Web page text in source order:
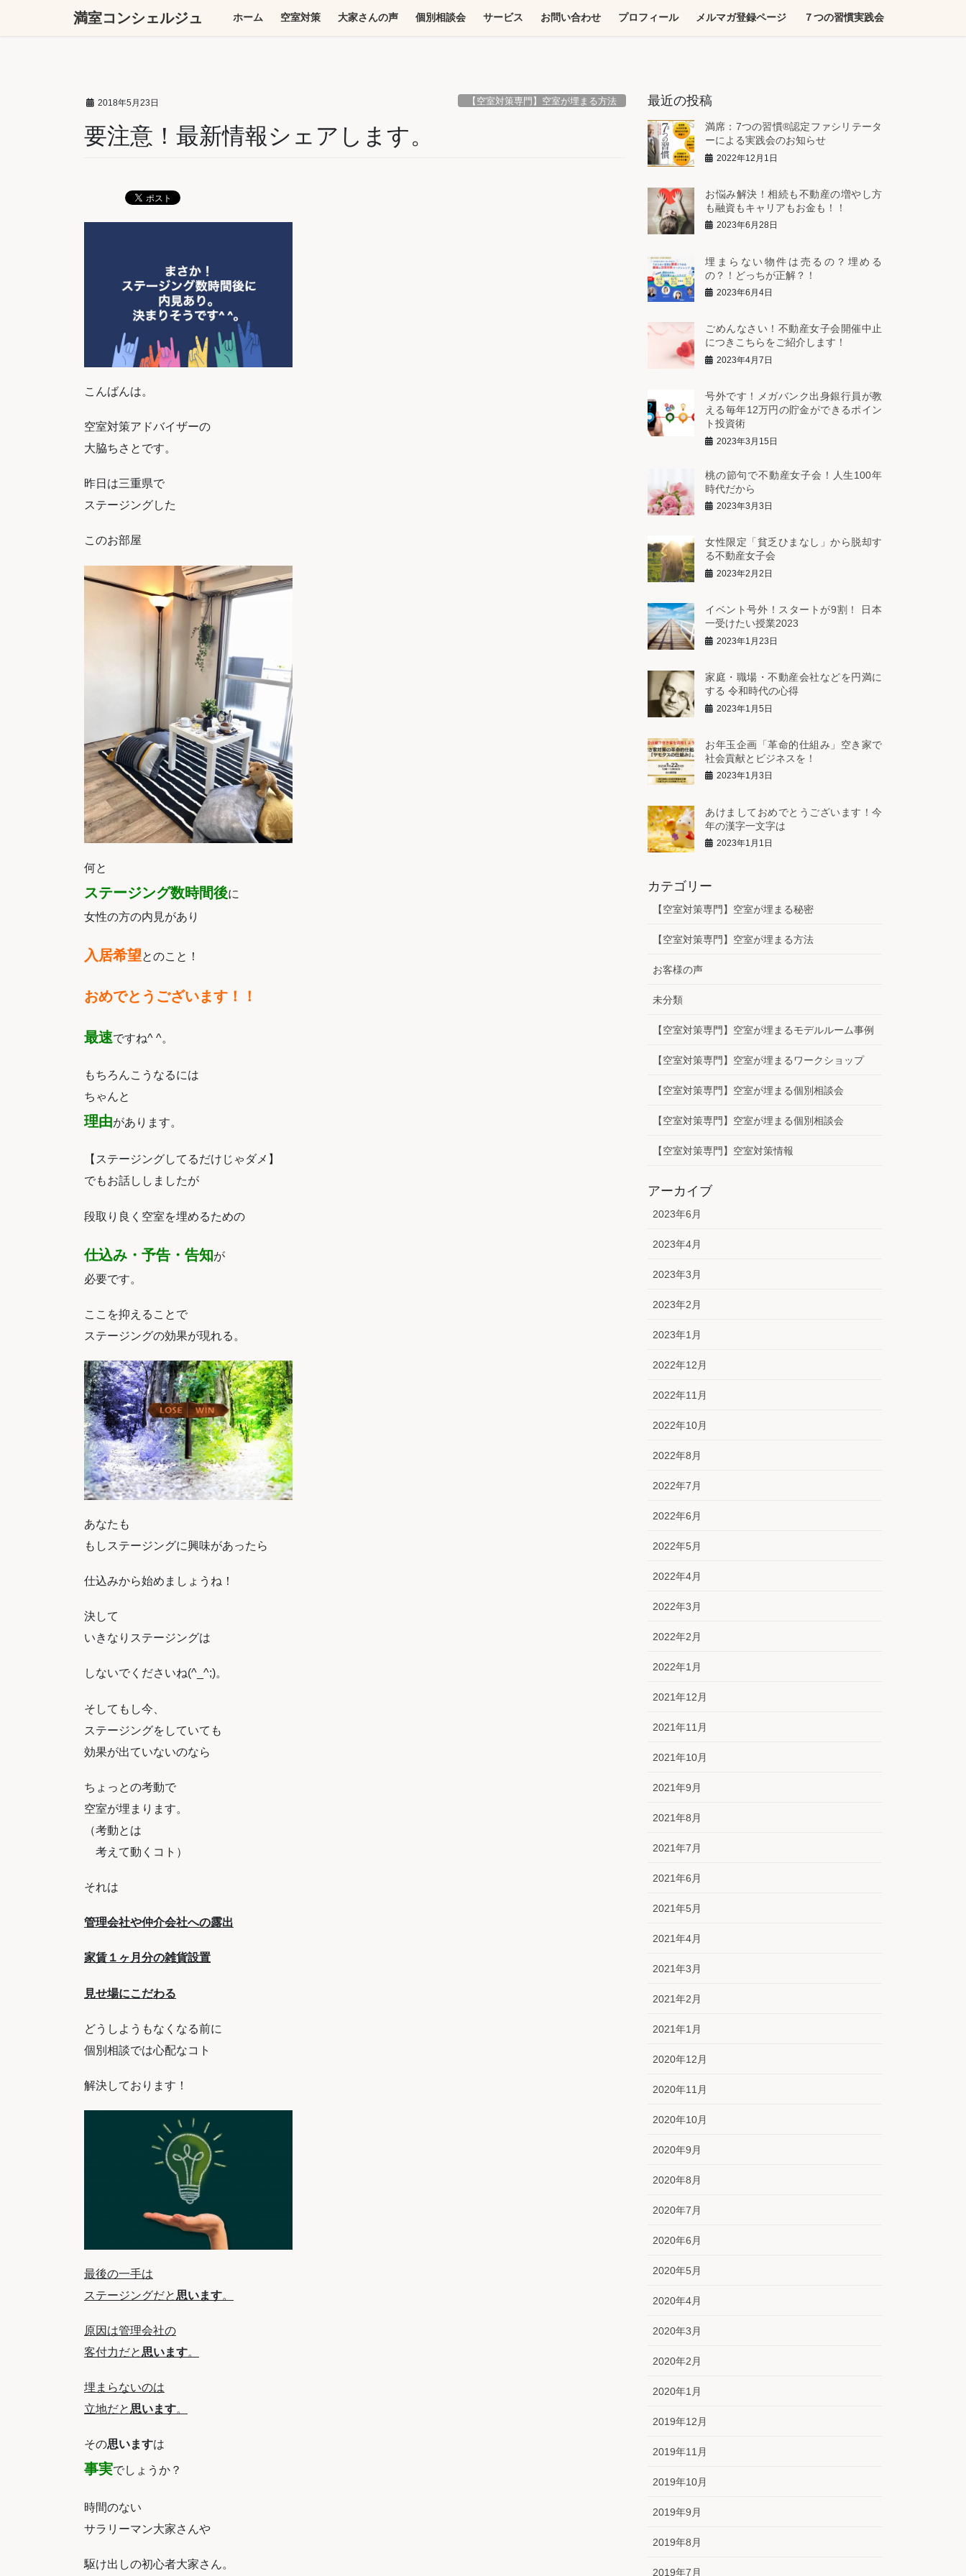
満室コンシェルジュ ホーム 空室対策 大家さんの声 個別相談会 サービス お問い合わせ プロフィール メルマガ登録ページ ７つの習慣実践会
2018年5月23日 【空室対策専門】空室が埋まる方法
要注意！最新情報シェアします。
こんばんは。
空室対策アドバイザーの
大脇ちさとです。
昨日は三重県で
ステージングした
このお部屋
何と
ステージング数時間後に
女性の方の内見があり
入居希望とのこと！
おめでとうございます！！
最速ですね^ ^。
もちろんこうなるには
ちゃんと
理由があります。
【ステージングしてるだけじゃダメ】
でもお話ししましたが
段取り良く空室を埋めるための
仕込み・予告・告知が
必要です。
ここを抑えることで
ステージングの効果が現れる。
あなたも
もしステージングに興味があったら
仕込みから始めましょうね！
決して
いきなりステージングは
しないでくださいね(^_^;)。
そしてもし今、
ステージングをしていても
効果が出ていないのなら
ちょっとの考動で
空室が埋まります。
（考動とは
考えて動くコト）
それは
管理会社や仲介会社への露出
家賃１ヶ月分の雑貨設置
見せ場にこだわる
どうしようもなくなる前に
個別相談では心配なコト
解決しております！
最後の一手は
ステージングだと思います。
原因は管理会社の
客付力だと思います。
埋まらないのは
立地だと思います。
その思いますは
事実でしょうか？
時間のない
サラリーマン大家さんや
駆け出しの初心者大家さん。
最近の投稿
満席：7つの習慣®︎認定ファシリテータ
ーによる実践会のお知らせ
2022年12月1日
お悩み解決！相続も不動産の増やし方
も融資もキャリアもお金も！！
2023年6月28日
埋まらない物件は売るの？埋める
の？！どっちが正解？！
2023年6月4日
ごめんなさい！不動産女子会開催中止
につきこちらをご紹介します！
2023年4月7日
号外です！メガバンク出身銀行員が教
える毎年12万円の貯金ができるポイン
ト投資術
2023年3月15日
桃の節句で不動産女子会！人生100年
時代だから
2023年3月3日
女性限定「貧乏ひまなし」から脱却す
る不動産女子会
2023年2月2日
イベント号外！スタートが9割！ 日本
一受けたい授業2023
2023年1月23日
家庭・職場・不動産会社などを円満に
する 令和時代の心得
2023年1月5日
お年玉企画「革命的仕組み」空き家で
社会貢献とビジネスを！
2023年1月3日
あけましておめでとうございます！今
年の漢字一文字は
2023年1月1日
カテゴリー
【空室対策専門】空室が埋まる秘密
【空室対策専門】空室が埋まる方法
お客様の声
未分類
【空室対策専門】空室が埋まるモデルルーム事例
【空室対策専門】空室が埋まるワークショップ
【空室対策専門】空室が埋まる個別相談会
【空室対策専門】空室が埋まる個別相談会
【空室対策専門】空室対策情報
アーカイブ
2023年6月
2023年4月
2023年3月
2023年2月
2023年1月
2022年12月
2022年11月
2022年10月
2022年8月
2022年7月
2022年6月
2022年5月
2022年4月
2022年3月
2022年2月
2022年1月
2021年12月
2021年11月
2021年10月
2021年9月
2021年8月
2021年7月
2021年6月
2021年5月
2021年4月
2021年3月
2021年2月
2021年1月
2020年12月
2020年11月
2020年10月
2020年9月
2020年8月
2020年7月
2020年6月
2020年5月
2020年4月
2020年3月
2020年2月
2020年1月
2019年12月
2019年11月
2019年10月
2019年9月
2019年8月
2019年7月